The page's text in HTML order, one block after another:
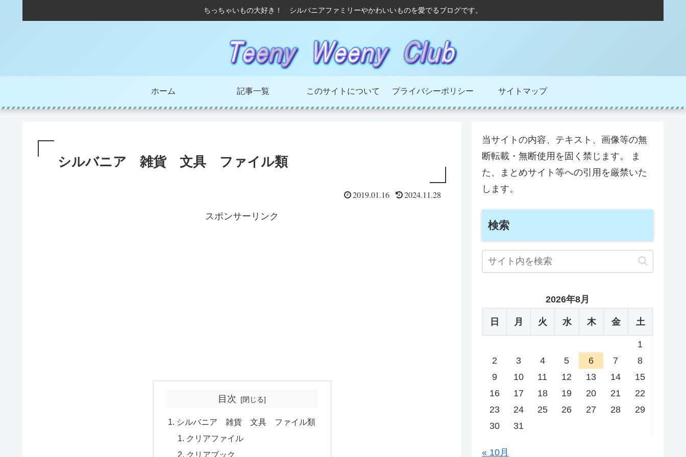
ちっちゃいもの大好き！ シルバニアファミリーやかわいいものを愛でるブログです。
ホーム 記事一覧 このサイトについて プライバシーポリシー サイトマップ
シルバニア 雑貨 文具 ファイル類
2019.01.16 2024.11.28
スポンサーリンク
目次
シルバニア 雑貨 文具 ファイル類
クリアファイル
クリアブック
当サイトの内容、テキスト、画像等の無
断転載・無断使用を固く禁じます。 ま
た、まとめサイト等への引用を厳禁いた
します。
検索
2026年8月
日 月 火 水 木 金 土
1
2
3 4 5 6 7
8
9
10 11 12 13 14
15
16
17 18 19 20 21
22
23
24 25 26 27 28
29
30
31
« 10月